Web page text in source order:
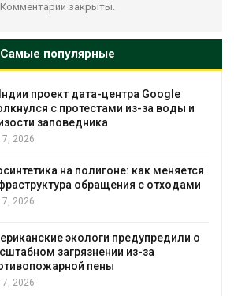
Комментарии закрыты.
Самые популярные
проект дата-центра Google
с протестами из-за воды и
заповедника
7, 2026
на полигоне: как меняется
обращения с отходами
7, 2026
экологи предупредили о
загрязнении из-за
пены
7, 2026